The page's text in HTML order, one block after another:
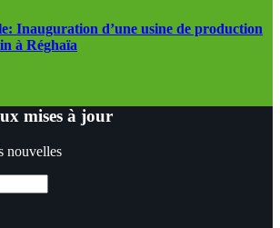
Inauguration d’une usine de production
à Réghaïa
mises à jour
nouvelles